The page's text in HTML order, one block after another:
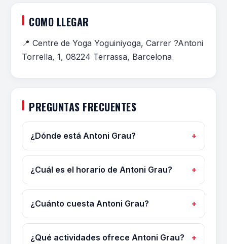
COMO LLEGAR
📍 Centre de Yoga Yoguiniyoga, Carrer ?Antoni
Torrella, 1, 08224 Terrassa, Barcelona
PREGUNTAS FRECUENTES
¿Dónde está Antoni Grau?
¿Cuál es el horario de Antoni Grau?
¿Cuánto cuesta Antoni Grau?
¿Qué actividades ofrece Antoni Grau?